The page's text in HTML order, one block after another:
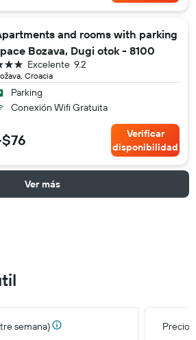
and rooms with parking
Bozava, Dugi otok - 8100
Croacia
9.2
Excelente
estrellas
Parking
Conexión Wifi Gratuita
Verificar
disponibilidad
Ver más
semana) Precio